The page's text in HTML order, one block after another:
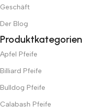
Geschäft
Der Blog
Produktkategorien
Apfel Pfeife
Billiard Pfeife
Bulldog Pfeife
Calabash Pfeife